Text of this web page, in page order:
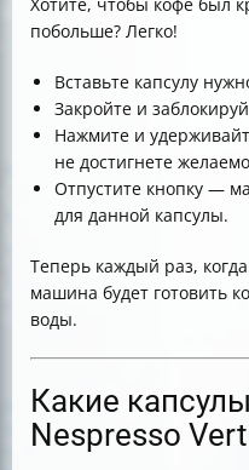
побольше? Легко!
Вставьте капсулу
Закройте и
Нажмите и
не достигнете
Отпустите кнопку —
для данной капсулы.
Теперь каждый раз,
машина будет готовить
воды.
Какие
Nespresso